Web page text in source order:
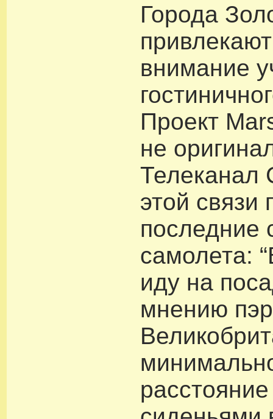
Города
внимание
Проект
не
Телеканал
этой связи
последние
самолета:
иду на
мнению